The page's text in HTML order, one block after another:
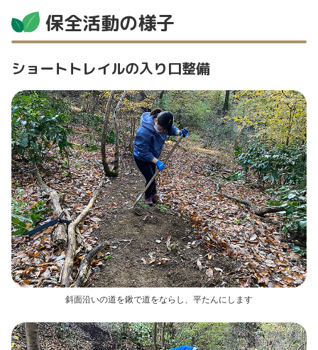
保全活動の様子
ショートトレイルの入り口整備
斜面沿いの道を鍬で道をならし、平たんにします